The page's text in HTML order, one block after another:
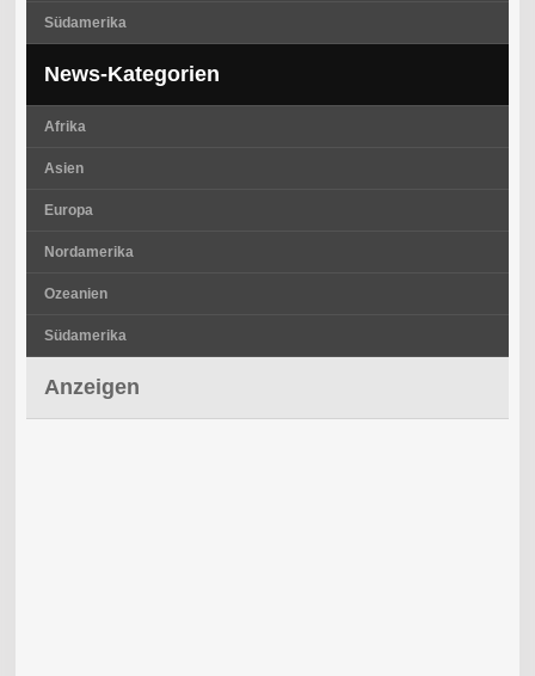
Südamerika
News-Kategorien
Afrika
Asien
Europa
Nordamerika
Ozeanien
Südamerika
Anzeigen